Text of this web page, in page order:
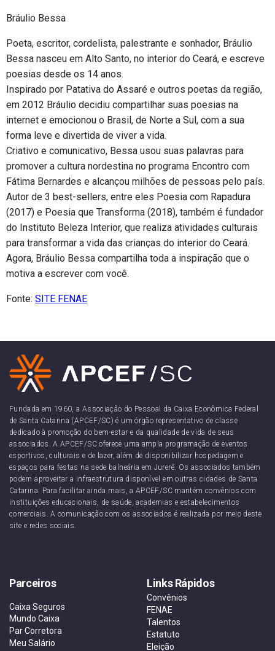
Bráulio Bessa
Poeta, escritor, cordelista, palestrante e sonhador, Bráulio
Bessa nasceu em Alto Santo, no interior do Ceará, e escreve
poesias desde os 14 anos.
Inspirado por Patativa do Assaré e outros poetas da região,
em 2012 Bráulio decidiu compartilhar suas poesias na
internet e emocionou o Brasil, de Norte a Sul, com a sua
forma leve e divertida de viver a vida.
Criativo e comunicativo, Bessa usou suas palavras para
promover a cultura nordestina no programa Encontro com
Fátima Bernardes e alcançou milhões de pessoas pelo país.
Autor de 3 best-sellers, entre eles Poesia com Rapadura
(2017) e Poesia que Transforma (2018), também é fundador
do Instituto Beleza Interior, que realiza atividades culturais
para transformar a vida das crianças do interior do Ceará.
Agora, Bráulio Bessa compartilha toda a inspiração que o
motiva a escrever com você.
Fonte: SITE FENAE
Fundada em 1960, a Associação do Pessoal da Caixa Econômica Federal
de Santa Catarina (APCEF/SC) é um órgão representativo de classe
dedicado à promoção do bem-estar e da qualidade de vida de seus
associados. A APCEF/SC oferece uma ampla programação de eventos
esportivos, culturais e de lazer, além de disponibilizar hospedagem e
espaços para festas na sede balneária em Jurerê. Os associados também
podem aproveitar a infraestrutura disponível em outras cidades de Santa
Catarina. Para facilitar ainda mais, a APCEF/SC mantém convênios com
instituições educacionais, de saúde, academias e estabelecimentos
comerciais. A comunicação com os associados é realizada por meio deste
site e redes sociais.
Parceiros
Caixa Seguros
Mundo Caixa
Par Corretora
Meu Salário
Links Rápidos
Convênios
FENAE
Talentos
Estatuto
Eleição